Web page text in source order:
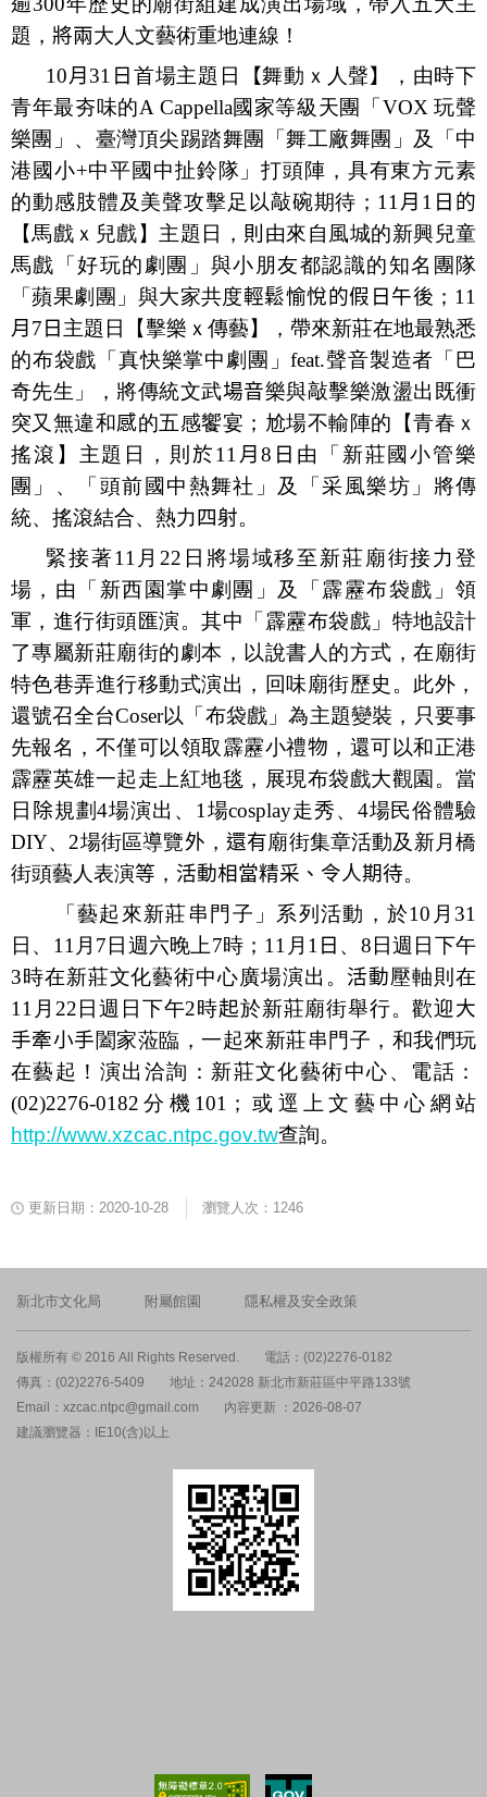
題， 將兩大人文藝術重地連線！
10月 31 日 首場主題日 【舞動ｘ人聲】
，由時下
青年最夯味的A Cappella國家等級天團「 VOX玩聲
樂團」、臺灣頂尖踢踏舞團「舞工廠舞團」及「中
港 國小+中平國中扯鈴隊」打頭陣，具有東方元素
的動感肢體及美聲攻擊足以敲碗期待； 11 月 1 日的
【馬戲ｘ兒戲】主題日， 則 由來自風城的新興兒童
馬戲「好玩的劇團」與小朋友都認識的知名團隊
「蘋果劇團」與大家共度輕鬆愉悅的假日午後 ； 11
月 7 日 主題日【擊樂ｘ傳藝】，帶來新莊在地最熟悉
的布袋戲「真快樂掌中劇團」feat.聲音製造者「巴
奇先生」，將傳統文武場音樂與敲擊樂激盪出既衝
突又無違和感的五感饗宴；尬場不輸陣的【青春ｘ
搖滾】主題日，則 於11 月8 日 由「新莊國小管樂
團」、「頭前國中熱舞社」及「采風樂坊」將傳
統、搖滾結合、熱力 四射。
緊接著11 月 22 日將場域移至新莊廟街接力登
場，由「新西園掌中劇團」及「霹靂布袋戲」領
軍，進行街頭匯演。其中「霹靂布袋戲」特地設計
了專屬新莊廟街的劇本，以說書人的方式，在廟街
特色巷弄進行移動式演出，回味廟街歷史。此外，
還號召全台Coser以「布袋戲」為主題變裝，只要事
先報名，不僅可以領取霹靂小禮物 ，還可以和正港
霹靂英雄一起走上紅地毯，展現布袋戲大觀園。當
日 除規劃4場演出、 1 場cosplay走秀、 4場民俗體驗
DIY、 2場街區導覽外 ， 還有廟街集章活動及新月橋
街頭藝人表演等 ， 活動相當精采、令人期待。
「藝起來新莊串門子」系列活動，於10 月 31
日、 11 月 7 日週六晚上7時； 11 月 1 日 、 8 日週日下午
3時在新莊文化藝術中心廣場演出。 活動壓軸則在
11 月 22 日週日下午2時起於新莊廟街舉行。歡迎大
手牽小手闔家蒞臨 ，一起來新莊串門子，和我們玩
在藝起！ 演出洽詢：新莊文化藝術中心、電話：
(02)2276-0182 分機 101 ；或逕上文藝中心網站
http://www.xzcac.ntpc.gov.tw查詢。
更新日期：2020-10-28 瀏覽人次：1246
新北市文化局 附屬館園 隱私權及安全政策
版權所有 © 2016 All Rights Reserved.
電話：(02)2276-0182
傳真：(02)2276-5409
地址：242028 新北市新莊區中平路133號
Email：xzcac.ntpc@gmail.com
內容更新 ：2026-08-07
建議瀏覽器：IE10(含)以上